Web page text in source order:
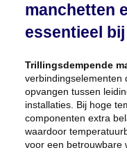
manchetten
essentieel
Trillingsdempende
verbindingselementen
opvangen tussen
installaties. Bij hoge
componenten extra
waardoor
voor een betrouwbare